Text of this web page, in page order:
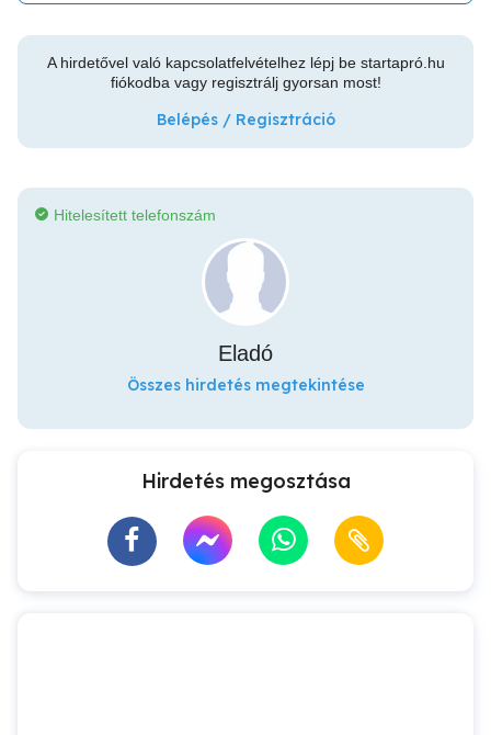
A hirdetővel való kapcsolatfelvételhez lépj be startapró.hu
fiókodba vagy regisztrálj gyorsan most!
Belépés / Regisztráció
Hitelesített telefonszám
Eladó
Összes hirdetés megtekintése
Hirdetés megosztása